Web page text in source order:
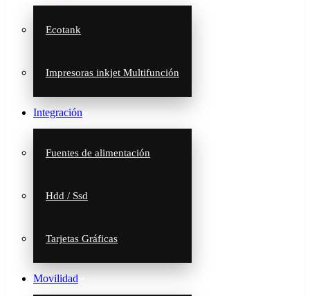
Ecotank
Impresoras inkjet Multifunción
Integración
Fuentes de alimentación
Hdd / Ssd
Tarjetas Gráficas
Movilidad